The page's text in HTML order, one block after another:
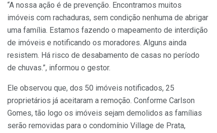
“A nossa ação é de prevenção. Encontramos muitos
imóveis com rachaduras, sem condição nenhuma de abrigar
uma família. Estamos fazendo o mapeamento de interdição
de imóveis e notificando os moradores. Alguns ainda
resistem. Há risco de desabamento de casas no período
de chuvas.”, informou o gestor.
Ele observou que, dos 50 imóveis notificados, 25
proprietários já aceitaram a remoção. Conforme Carlson
Gomes, tão logo os imóveis sejam demolidos as famílias
serão removidas para o condomínio Village de Prata,